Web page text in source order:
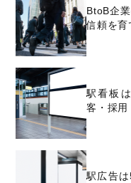
BtoB企
信頼を育
駅看板
客・採用
駅広告